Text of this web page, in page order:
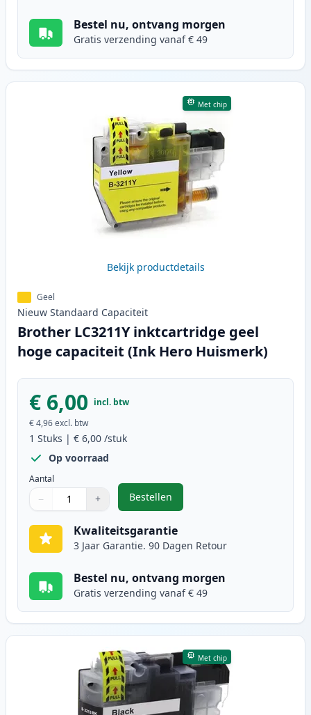
Bestel nu, ontvang morgen
Gratis verzending vanaf € 49
Met chip
Bekijk productdetails
Geel
Nieuw Standaard Capaciteit
Brother LC3211Y inktcartridge geel
hoge capaciteit (Ink Hero Huismerk)
€ 6,00 incl. btw
€ 4,96excl. btw
1 Stuks | € 6,00 /stuk
Op voorraad
Aantal
Gebruik de knoppen om aan te passen
− +
1
Bestellen
,Brother LC3211Y inktcartridge
Kwaliteitsgarantie
3 Jaar Garantie. 90 Dagen Retour
Bestel nu, ontvang morgen
Gratis verzending vanaf € 49
Met chip